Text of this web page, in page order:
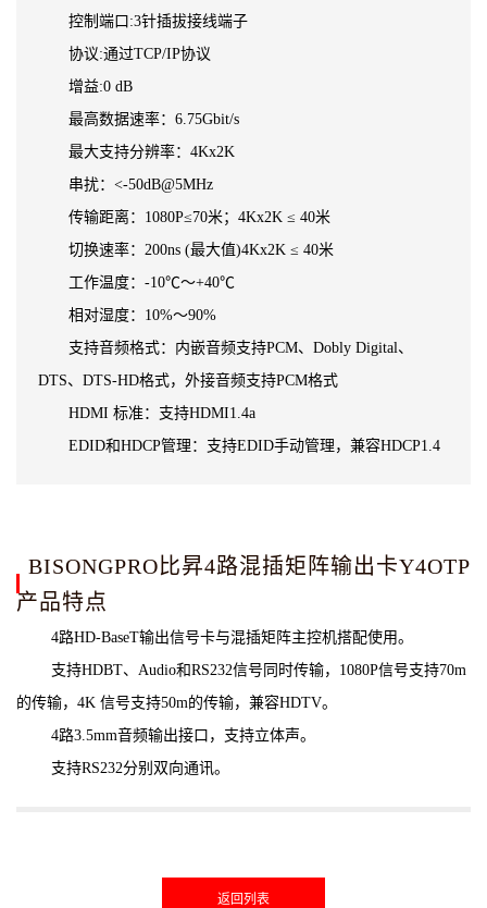
控制端口:3针插拔接线端子
协议:通过TCP/IP协议
增益:0 dB
最高数据速率：6.75Gbit/s
最大支持分辨率：4Kx2K
串扰：<-50dB@5MHz
传输距离：1080P≤70米；4Kx2K ≤ 40米
切换速率：200ns (最大值)4Kx2K ≤ 40米
工作温度：-10℃～+40℃
相对湿度：10%～90%
支持音频格式：内嵌音频支持PCM、Dobly Digital、
DTS、DTS-HD格式，外接音频支持PCM格式
HDMI 标准：支持HDMI1.4a
EDID和HDCP管理：支持EDID手动管理，兼容HDCP1.4
BISONGPRO比昇4路混插矩阵输出卡Y4OTP
产品特点
4路HD-BaseT输出信号卡与混插矩阵主控机搭配使用。
支持HDBT、Audio和RS232信号同时传输，1080P信号支持70m
的传输，4K 信号支持50m的传输，兼容HDTV。
4路3.5mm音频输出接口，支持立体声。
支持RS232分别双向通讯。
返回列表